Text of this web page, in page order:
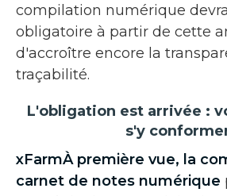
compilation numérique
obligatoire à partir de cette
d'accroître encore la
traçabilité.
L'obligation est arrivée :
s'y
xFarmÀ première vue, la
carnet de notes numérique